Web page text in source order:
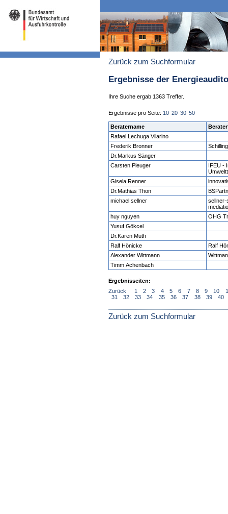
Zurück zum Suchformular
Ergebnisse der
Ihre Suche ergab 1363 Treffer.
Ergebnisse pro Seite: 10 20 30 50
Beratername
Rafael Lechuga Vilarino
Frederik Bronner
Dr.Markus Sänger
Carsten Pleuger
IFEU -
Gisela Renner
Dr.Mathias Thon
michael sellner
sellner-
huy nguyen
OHG
Yusuf Gökcel
Dr.Karen Muth
Ralf Hönicke
Ralf
Alexander Wittmann
Timm Achenbach
Ergebnisseiten:
Zurück
1 2 3 4 5 6 7 8 9 10
31
32 33 34 35 36 37 38 39 40
Zurück zum Suchformular